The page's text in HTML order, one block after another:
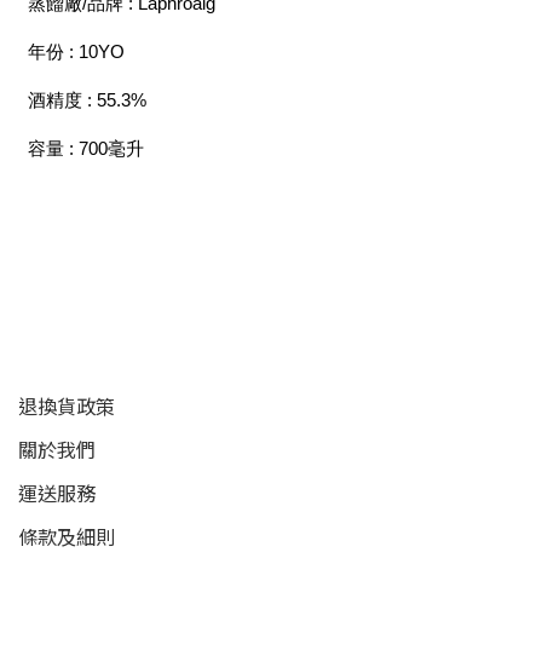
年份 : 10YO
酒精度 : 55.3%
容量 : 700毫升
退換貨政策
關於我們
運送服務
條款及細則